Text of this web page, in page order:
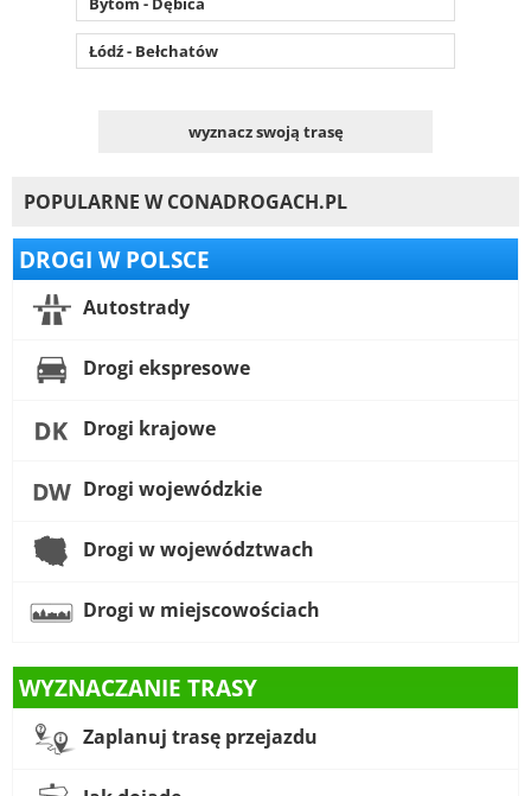
Łódź - Bełchatów
wyznacz swoją trasę
POPULARNE W CONADROGACH.PL
DROGI W POLSCE
Autostrady
Drogi ekspresowe
Drogi krajowe
Drogi wojewódzkie
Drogi w województwach
Drogi w miejscowościach
WYZNACZANIE TRASY
Zaplanuj trasę przejazdu